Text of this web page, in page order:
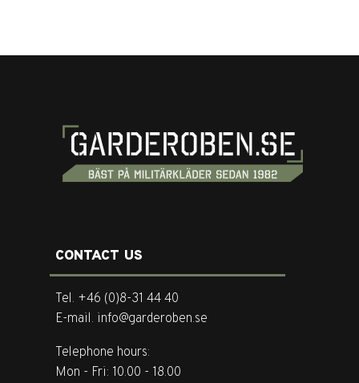
CONTACT US
Tel. +46 (0)8-31 44 40
E-mail. info@garderoben.se
Telephone hours:
Mon - Fri: 10.00 - 18.00